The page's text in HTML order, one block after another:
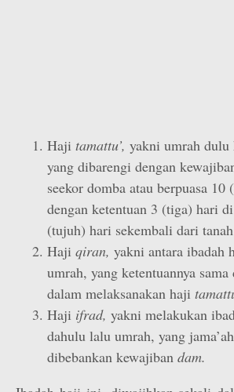
Haji tamattu’, yakni umrah
yang dibarengi dengan
seekor domba atau berpuasa 10
dengan ketentuan 3 (tiga) hari
(tujuh) hari sekembali dari
Haji qiran, yakni antara ibadah
umrah, yang ketentuannya
dalam melaksanakan haji
Haji ifrad, yakni melakukan
dahulu lalu umrah, yang
dibebankan kewajiban dam.